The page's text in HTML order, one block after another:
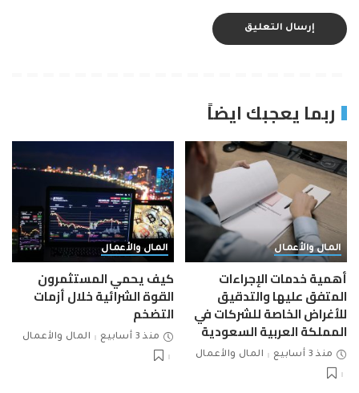
ربما يعجبك ايضاً
المال والأعمال
أهمية خدمات الإجراءات
المتفق عليها والتدقيق
للأغراض الخاصة للشركات في
المملكة العربية السعودية
منذ 3 أسابيع المال والأعمال
المال والأعمال
كيف يحمي المستثمرون
القوة الشرائية خلال أزمات
التضخم
منذ 3 أسابيع المال والأعمال